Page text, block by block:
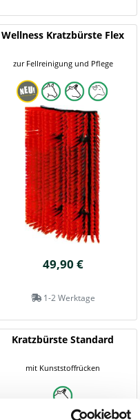
Wellness Kratzbürste Flex
zur Fellreinigung und Pflege
49,90 €
1-2 Werktage
Kratzbürste Standard
mit Kunststoffrücken